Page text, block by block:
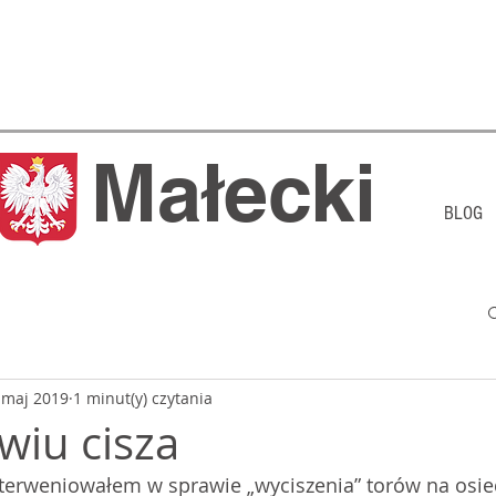
Małecki BLOG
cisza
2019 1 minut(y) czytania
w sprawie „wyciszenia” torów na